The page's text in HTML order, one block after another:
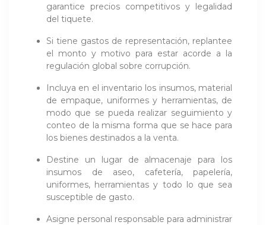
garantice precios competitivos y legalidad
del tiquete.
Si tiene gastos de representación, replantee
el monto y motivo para estar acorde a la
regulación global sobre corrupción.
Incluya en el inventario los insumos, material
de empaque, uniformes y herramientas, de
modo que se pueda realizar seguimiento y
conteo de la misma forma que se hace para
los bienes destinados a la venta.
Destine un lugar de almacenaje para los
insumos de aseo, cafetería, papelería,
uniformes, herramientas y todo lo que sea
susceptible de gasto.
Asigne personal responsable para administrar